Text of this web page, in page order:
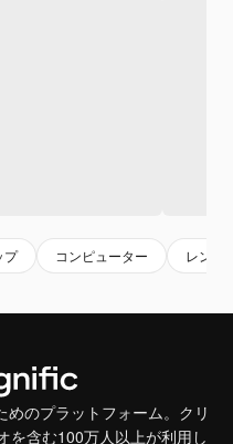
プ コンピューター レンダ
のプラットフォーム。クリ
を含む100万人以上が利用し